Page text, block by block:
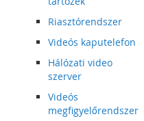
Riasztórendszer
Videós kaputelefon
Hálózati video
szerver
Videós
megfigyelőrendszer